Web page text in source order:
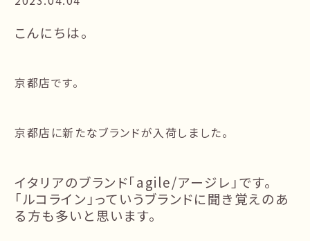
こんにちは。
京都店です。
京都店に新たなブランドが入荷しました。
イタリアのブランド「agile/アージレ」です。
「ルコライン」っていうブランドに聞き覚えのあ
る方も多いと思います。